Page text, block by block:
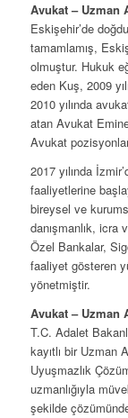
Avukat – Uzman
Eskişehir’de
tamamlamış,
olmuştur. Hukuk
eden Kuş, 2009
2010 yılında
atan Avukat
Avukat
2017 yılında
faaliyetlerine
bireysel ve
danışmanlık, icra
Özel Bankalar,
faaliyet gösteren
yönetmiştir.
Avukat – Uzman
T.C. Adalet
kayıtlı bir Uzman
Uyuşmazlık
uzmanlığıyla
şekilde